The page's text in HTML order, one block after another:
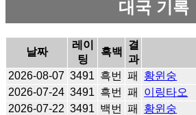
대국 기록
날짜
레이
팅
흑백
결
과
2026-08-07 3491 흑번 패 황윈숭
2026-07-24 3491 흑번 패 이링타오
2026-07-22 3491 백번 패 황윈숭